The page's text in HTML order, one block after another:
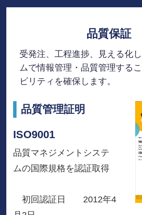
品質保証
受発注、工程進捗、見える化
ムで情報管理・品質管理する
ビリティを確保します。
品質管理証明
ISO9001
品質マネジメントシステ
ムの国際規格を認証取得
初回認証日 2012年4